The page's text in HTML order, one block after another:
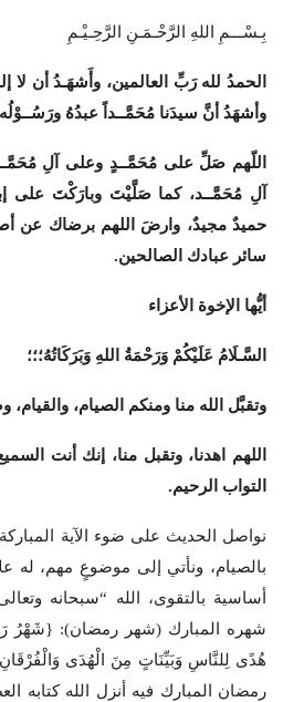
بِـسْـــمِ اللهِ الرَّحْـمَـنِ الرَّحِـيْـمِ
الحمدُ لله رَبِّ العالمين، وأَشهَـدُ أن لا
وأشهَدُ أنَّ سيدَنا مُحَمَّــداً عبدُهُ ورَسُــوْلُه
اللّهم صَلِّ على مُحَمَّــدٍ وعلى آلِ
آلِ مُحَمَّــد، كما صَلَّيْتَ وبارَكْتَ على
حميدٌ مجيدٌ، وارضَ اللهم برضاك عن
سائر عبادك الصالحين.
أيُّها الإخوة الأعزاء
السَّـلَامُ عَلَيْكُمْ وَرَحْمَةُ اللهِ وَبَرَكَاتُهُ؛؛؛
وتقبَّل الله منا ومنكم الصيام، والقيام،
اللهم اهدنا، وتقبل منا، إنك أنت
التواب الرحيم.
نواصل الحديث على ضوء الآية المباركة
بالصيام، ونأتي إلى موضوعٍ مهم، له
أساسية بالتقوى، الله “سبحانه
شهره المبارك (شهر رمضان): {شَهْرُ
رمضان المبارك فيه أنزل الله كتابه